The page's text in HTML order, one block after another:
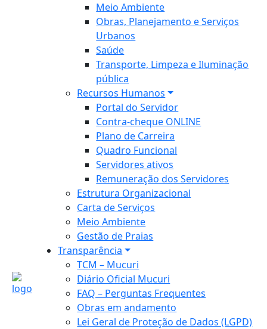
Meio Ambiente
Obras, Planejamento e Serviços
Urbanos
Saúde
Transporte, Limpeza e Iluminação
pública
Recursos Humanos
Portal do Servidor
Contra-cheque ONLINE
Plano de Carreira
Quadro Funcional
Servidores ativos
Remuneração dos Servidores
Estrutura Organizacional
Carta de Serviços
Meio Ambiente
Gestão de Praias
Transparência
TCM – Mucuri
Diário Oficial Mucuri
FAQ – Perguntas Frequentes
Obras em andamento
Lei Geral de Proteção de Dados (LGPD)